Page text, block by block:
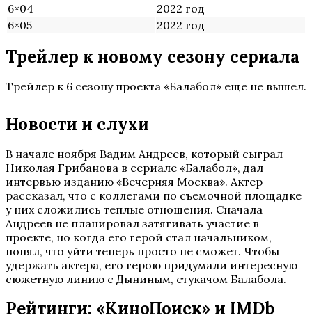
6×04
2022 год
6×05
2022 год
Трейлер к новому сезону сериала
Трейлер к 6 сезону проекта «Балабол» еще не вышел.
Новости и слухи
В начале ноября Вадим Андреев, который сыграл
Николая Грибанова в сериале «Балабол», дал
интервью изданию «Вечерняя Москва». Актер
рассказал, что с коллегами по съемочной площадке
у них сложились теплые отношения. Сначала
Андреев не планировал затягивать участие в
проекте, но когда его герой стал начальником,
понял, что уйти теперь просто не сможет. Чтобы
удержать актера, его герою придумали интересную
сюжетную линию с Дыниным, стукачом Балабола.
Рейтинги: «КиноПоиск» и IMDb